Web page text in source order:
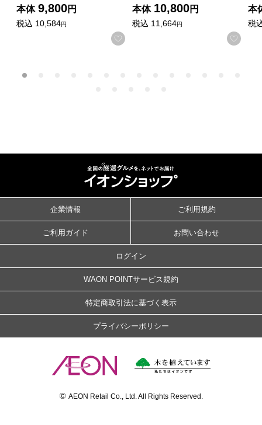
本体 9,800円
税込 10,584円
お気に入りに登録する
本体 10,800円
税込 11,664円
お気
本
税
企業情報 ご利用規約
ご利用ガイド お問い合わせ
ログイン
WAON POINTサービス規約
特定商取引法に基づく表示
プライバシーポリシー
© AEON Retail Co., Ltd. All Rights Reserved.